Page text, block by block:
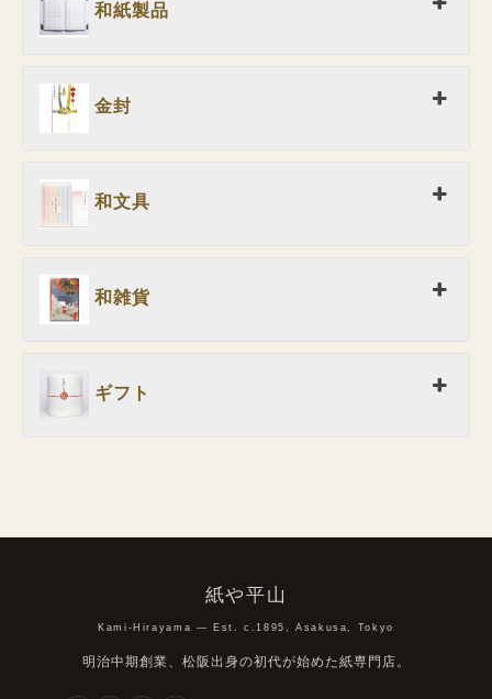
和紙製品
金封
和文具
和雑貨
ギフト
紙や平山
Kami-Hirayama — Est. c.1895, Asakusa, Tokyo
明治中期創業、松阪出身の初代が始めた紙専門店。